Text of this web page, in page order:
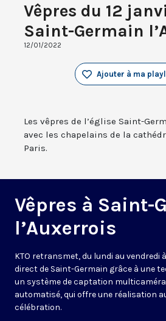
Vêpres du 12
Saint-Germain
12/01/2022
Ajouter à ma
Les vêpres de l’église Saint-
avec les chapelains de la
Paris.
Vêpres à Saint-
l’Auxerrois
KTO retransmet, du lundi au vendredi
direct de Saint-Germain grâce à une
un système de captation
automatisé, qui offre une réalisation
célébration.